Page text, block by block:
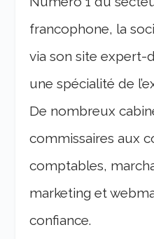
francophone, la
via son site expert-
une spécialité de
De nombreux
commissaires aux
comptables,
marketing et
confiance.